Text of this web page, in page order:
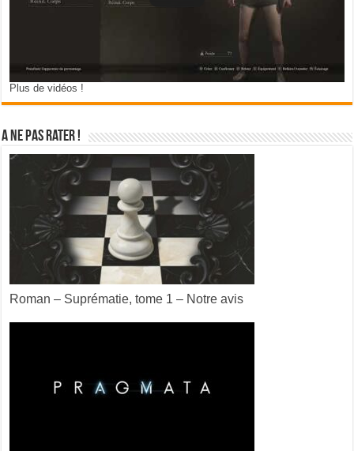
Plus de vidéos !
A ne pas rater !
Roman – Suprématie, tome 1 – Notre avis